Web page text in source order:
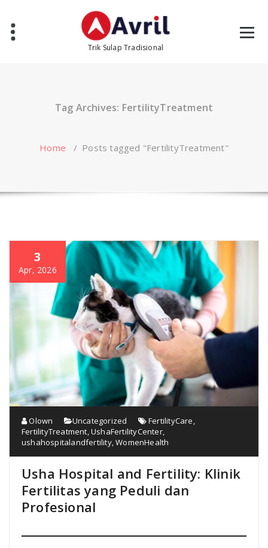
content
Trik Sulap Tradisional
Tag Archives: FertilityTreatment
Home / Posts tagged "FertilityTreatment"
3
Apr, 2026
Olown Uncategorized FertilityCare,
FertilityTreatment,UshaFertilityCenter,
ushahospitalandfertility,WomenHealth
Usha Hospital and Fertility: Klinik
Fertilitas yang Peduli dan
Profesional